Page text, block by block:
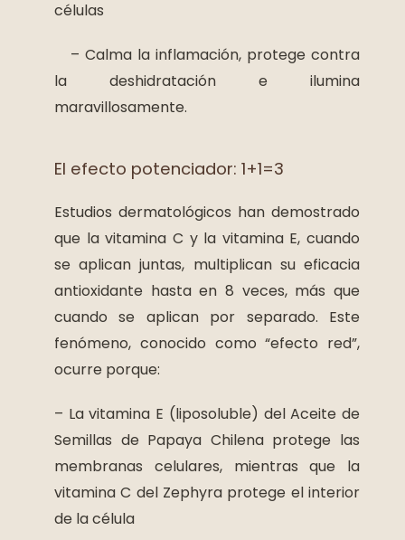
células
– Calma la inflamación, protege contra
la deshidratación e ilumina
maravillosamente.
El efecto potenciador: 1+1=3
Estudios dermatológicos han demostrado
que la vitamina C y la vitamina E, cuando
se aplican juntas, multiplican su eficacia
antioxidante hasta en 8 veces, más que
cuando se aplican por separado. Este
fenómeno, conocido como “efecto red”,
ocurre porque:
– La vitamina E (liposoluble) del Aceite de
Semillas de Papaya Chilena protege las
membranas celulares, mientras que la
vitamina C del Zephyra protege el interior
de la célula